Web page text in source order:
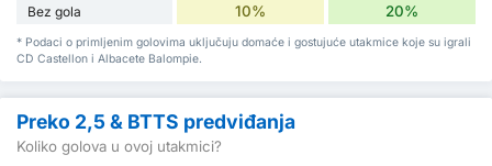
Bez gola 10% 20%
* Podaci o primljenim golovima uključuju domaće i gostujuće utakmice koje su igrali
CD Castellon i Albacete Balompie.
Preko 2,5 & BTTS predviđanja
Koliko golova u ovoj utakmici?